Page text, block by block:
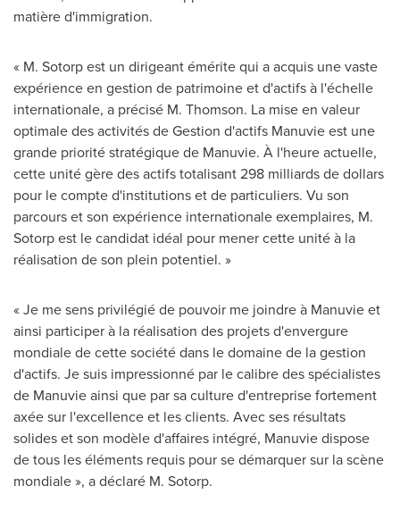
matière d'immigration.
« M. Sotorp est un dirigeant émérite qui a acquis une vaste
expérience en gestion de patrimoine et d'actifs à l'échelle
internationale, a précisé M. Thomson. La mise en valeur
optimale des activités de Gestion d'actifs Manuvie est une
grande priorité stratégique de Manuvie. À l'heure actuelle,
cette unité gère des actifs totalisant 298 milliards de dollars
pour le compte d'institutions et de particuliers. Vu son
parcours et son expérience internationale exemplaires, M.
Sotorp est le candidat idéal pour mener cette unité à la
réalisation de son plein potentiel. »
« Je me sens privilégié de pouvoir me joindre à Manuvie et
ainsi participer à la réalisation des projets d'envergure
mondiale de cette société dans le domaine de la gestion
d'actifs. Je suis impressionné par le calibre des spécialistes
de Manuvie ainsi que par sa culture d'entreprise fortement
axée sur l'excellence et les clients. Avec ses résultats
solides et son modèle d'affaires intégré, Manuvie dispose
de tous les éléments requis pour se démarquer sur la scène
mondiale », a déclaré M. Sotorp.